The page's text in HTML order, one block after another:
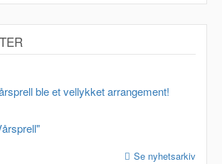
ble et vellykket arrangement!
Se nyhetsarkiv